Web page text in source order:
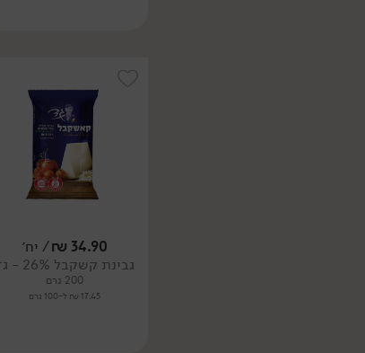
34.90
₪/ יח׳
גבינת קשקבל 26% - גד
200 גרם
17.45 ₪ ל-100 גרם